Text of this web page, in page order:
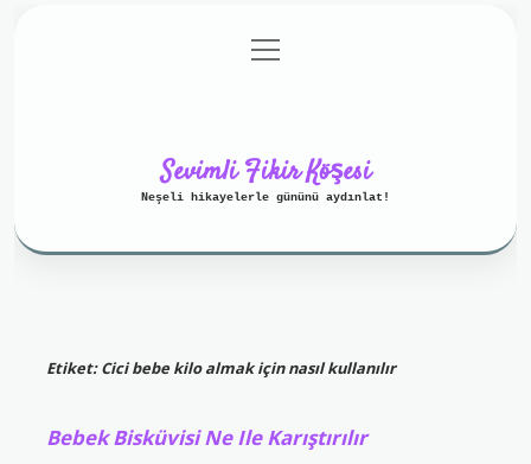
Gizlilik Politikası
menüyü
aç
Sevimli Fikir Köşesi
Neşeli hikayelerle gününü aydınlat!
Etiket:Cici bebe kilo almak için nasıl kullanılır
Bebek Bisküvisi Ne Ile Karıştırılır